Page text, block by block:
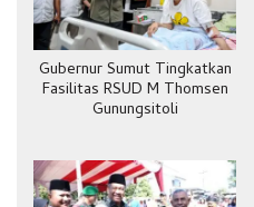
Gubernur Sumut Tingkatkan
Fasilitas RSUD M Thomsen
Gunungsitoli